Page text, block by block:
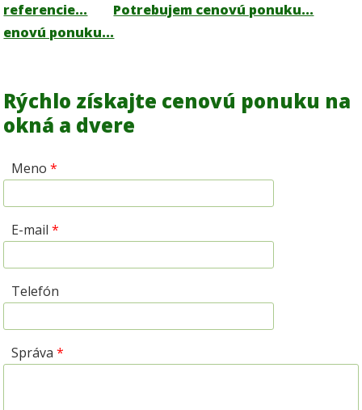
referencie...
Potrebujem cenovú ponuku...
enovú ponuku...
Rýchlo získajte cenovú ponuku na
okná a dvere
Meno*
E-mail*
Telefón
Správa*